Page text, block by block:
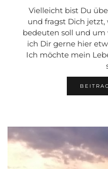
Vielleicht bist Du
und fragst Dich jetzt,
bedeuten soll und um
ich Dir gerne hier
Ich möchte mein